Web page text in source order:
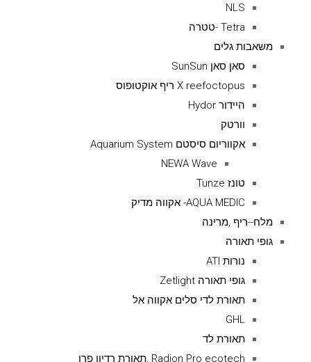
NLS
Tetra -טטרה
משאבות גלים
סאן סאן SunSun
X reefoctopus ריף אוקטופוס
היידור Hydor
וורטק
אקווריום סיסטם Aquarium System
NEWA Wave
טונז Tunze
AQUA MEDIC- אקווה מדיק
מלח--ריף ,מרינה
גופי תאורה
נורות ATI
גופי תאורה Zetlight
תאורת לדי סלים אקווה אל
GHL
תאורת לד
Radion Pro ecotech ,תאורת רדיון פרו